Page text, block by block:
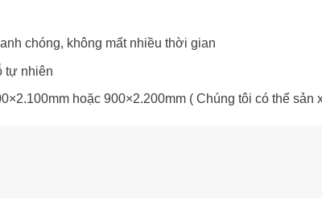
chóng, không mất nhiều thời gian
tự nhiên
hoặc 900×2.200mm ( Chúng tôi có thể